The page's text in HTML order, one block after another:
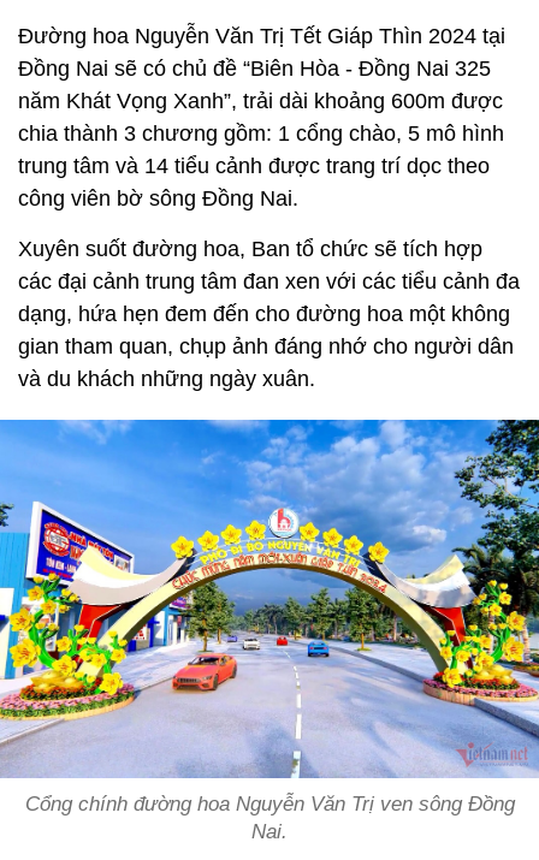
Đường hoa Nguyễn Văn Trị Tết Giáp Thìn 2024 tại
Đồng Nai sẽ có chủ đề “Biên Hòa - Đồng Nai 325
năm Khát Vọng Xanh”, trải dài khoảng 600m được
chia thành 3 chương gồm: 1 cổng chào, 5 mô hình
trung tâm và 14 tiểu cảnh được trang trí dọc theo
công viên bờ sông Đồng Nai.
Xuyên suốt đường hoa, Ban tổ chức sẽ tích hợp
các đại cảnh trung tâm đan xen với các tiểu cảnh đa
dạng, hứa hẹn đem đến cho đường hoa một không
gian tham quan, chụp ảnh đáng nhớ cho người dân
và du khách những ngày xuân.
Cổng chính đường hoa Nguyễn Văn Trị ven sông Đồng
Nai.